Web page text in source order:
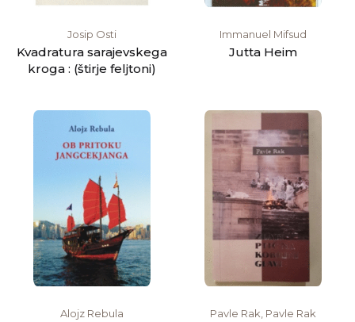
Josip Osti
Kvadratura sarajevskega
kroga : (štirje feljtoni)
Immanuel Mifsud
Jutta Heim
Alojz Rebula Pavle Rak, Pavle Rak